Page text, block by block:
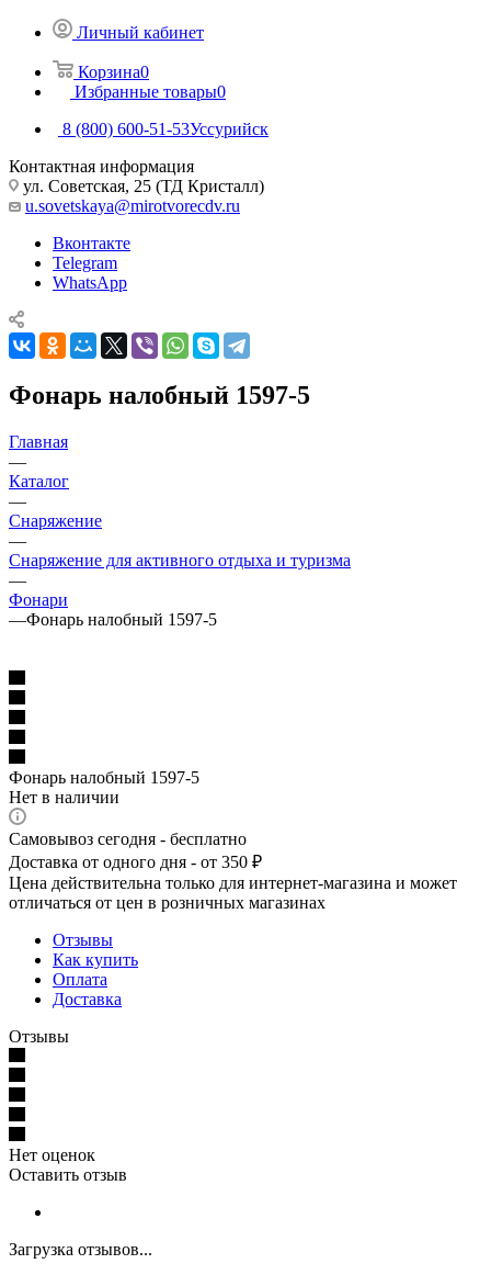
Личный кабинет
Корзина0
Избранные товары0
8 (800) 600-51-53Уссурийск
Контактная информация
ул. Советская, 25 (ТД Кристалл)
u.sovetskaya@mirotvorecdv.ru
Вконтакте
Telegram
WhatsApp
Фонарь налобный 1597-5
Главная
—
Каталог
—
Снаряжение
—
Снаряжение для активного отдыха и туризма
—
Фонари
—Фонарь налобный 1597-5
Фонарь налобный 1597-5
Нет в наличии
Самовывоз сегодня - бесплатно
Доставка от одного дня - от 350 ₽
Цена действительна только для интернет-магазина и может
отличаться от цен в розничных магазинах
Отзывы
Как купить
Оплата
Доставка
Отзывы
Нет оценок
Оставить отзыв
Загрузка отзывов...